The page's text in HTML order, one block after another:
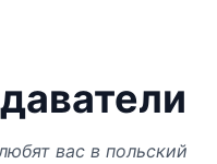
вас в польский